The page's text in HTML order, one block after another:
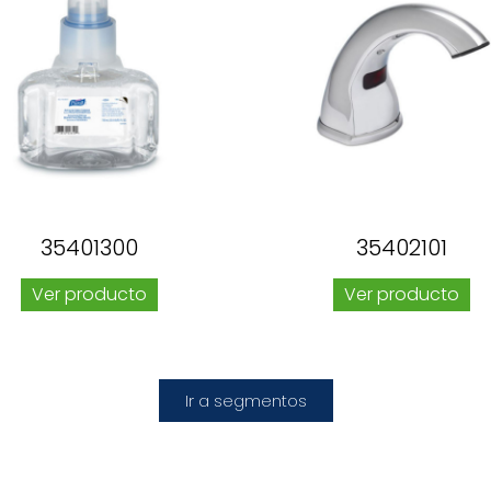
35401300
Ver producto
35402101
Ver producto
Ir a segmentos